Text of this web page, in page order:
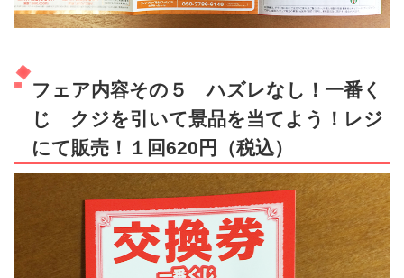
フェア内容その５ ハズレなし！一番く
じ クジを引いて景品を当てよう！レジ
にて販売！１回620円（税込）